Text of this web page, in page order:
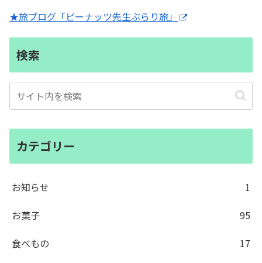
★旅ブログ「ピーナッツ先生ぶらり旅」
検索
カテゴリー
お知らせ
1
お菓子
95
食べもの
17